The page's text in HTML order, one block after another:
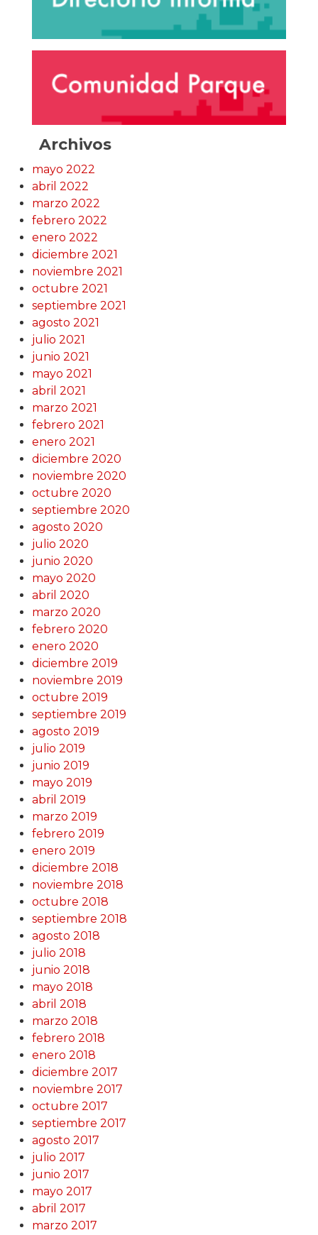
Archivos
mayo 2022
abril 2022
marzo 2022
febrero 2022
enero 2022
diciembre 2021
noviembre 2021
octubre 2021
septiembre 2021
agosto 2021
julio 2021
junio 2021
mayo 2021
abril 2021
marzo 2021
febrero 2021
enero 2021
diciembre 2020
noviembre 2020
octubre 2020
septiembre 2020
agosto 2020
julio 2020
junio 2020
mayo 2020
abril 2020
marzo 2020
febrero 2020
enero 2020
diciembre 2019
noviembre 2019
octubre 2019
septiembre 2019
agosto 2019
julio 2019
junio 2019
mayo 2019
abril 2019
marzo 2019
febrero 2019
enero 2019
diciembre 2018
noviembre 2018
octubre 2018
septiembre 2018
agosto 2018
julio 2018
junio 2018
mayo 2018
abril 2018
marzo 2018
febrero 2018
enero 2018
diciembre 2017
noviembre 2017
octubre 2017
septiembre 2017
agosto 2017
julio 2017
junio 2017
mayo 2017
abril 2017
marzo 2017